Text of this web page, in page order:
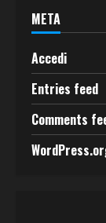
META
Accedi
Entries feed
Comments